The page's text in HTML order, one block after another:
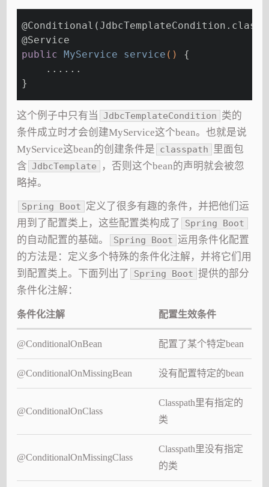
@Conditional (JdbcTemplateCondition.class)
@Service
public MyService service ()
{
    ......
}
这个例子中只有当 JdbcTemplateCondition 类的
条件成立时才会创建MyService这个bean。也就是说
MyService这bean的创建条件是 classpath
里面包
含 JdbcTemplate
，否则这个bean的声明就会被忽
略掉。
Spring Boot 定义了很多有趣的条件，并把他们运
用到了配置类上，这些配置类构成了
Spring Boot
的自动配置的基础。 Spring Boot 运用条件化配置
的方法是：定义多个特殊的条件化注解，并将它们用
到配置类上。下面列出了
Spring Boot 提供的部分
条件化注解：
条件化注解 配置生效条件
@ConditionalOnBean 配置了某个特定bean
@ConditionalOnMissingBean 没有配置特定的bean
@ConditionalOnClass
Classpath里有指定的
类
@ConditionalOnMissingClass
Classpath里没有指定
的类